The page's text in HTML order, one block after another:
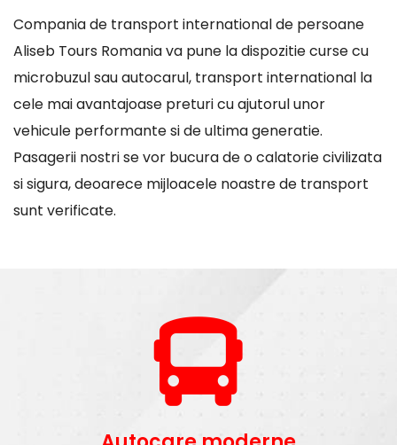
Compania de transport international de persoane
Aliseb Tours Romania va pune la dispozitie curse cu
microbuzul sau autocarul, transport international la
cele mai avantajoase preturi cu ajutorul unor
vehicule performante si de ultima generatie.
Pasagerii nostri se vor bucura de o calatorie civilizata
si sigura, deoarece mijloacele noastre de transport
sunt verificate.